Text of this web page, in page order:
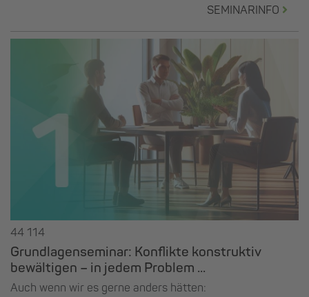
SEMINARINFO
44 114
Grundlagenseminar: Konflikte konstruktiv
bewältigen – in jedem Problem ...
Auch wenn wir es gerne anders hätten: